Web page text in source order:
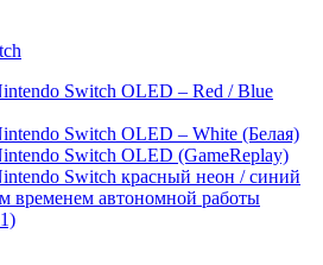
Switch OLED – Red / Blue
Switch OLED – White (Белая)
Switch OLED (GameReplay)
Switch красный неон / синий
временем автономной работы